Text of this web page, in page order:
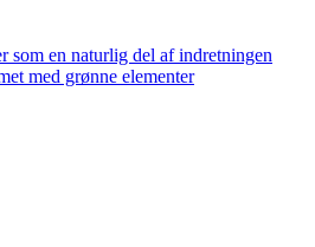
som en naturlig del af indretningen
med grønne elementer